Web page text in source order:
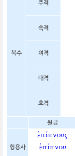
복수
주격
속격
여격
대격
호격
원급
형용사
ἐπίπνους
ἐπίπνου